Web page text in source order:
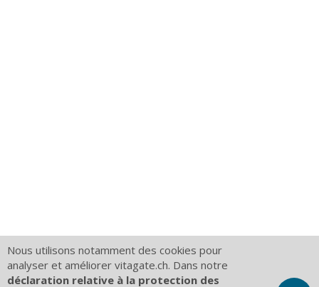
Nous utilisons notamment des cookies pour
analyser et améliorer vitagate.ch. Dans notre
déclaration relative à la protection des